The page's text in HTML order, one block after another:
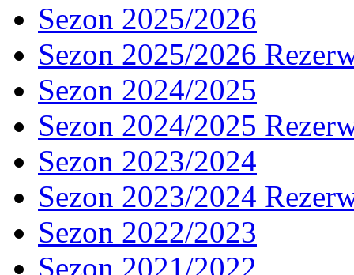
Sezon 2025/2026
Sezon 2025/2026
Sezon 2024/2025
Sezon 2024/2025
Sezon 2023/2024
Sezon 2023/2024
Sezon 2022/2023
Sezon 2021/2022